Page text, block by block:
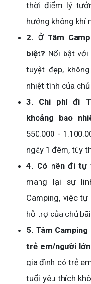
thời điểm lý
hưởng không khí
2. Ở Tâm
biệt? Nổi bật với
tuyệt đẹp,
nhiệt tình của chủ
3. Chi phí đi
khoảng bao
550.000 -
ngày 1 đêm, tùy
4. Có nên đi tự
mang lại sự
Camping, việc
hỗ trợ của chủ
5. Tâm
trẻ em/người
gia đình có trẻ
tuổi yêu thích